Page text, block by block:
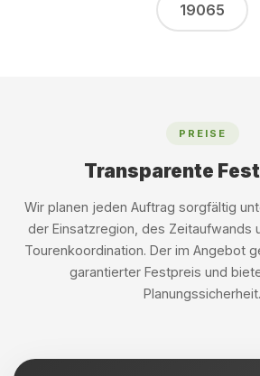
19065
PREISE
Transparente
Wir planen jeden Auftrag sorgfältig
der Einsatzregion, des Zeitaufwands
Tourenkoordination. Der im Angebot
garantierter Festpreis und
Planungssicherheit.